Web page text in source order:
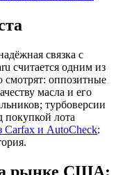
связка с
считается одним из
смотрят: оппозитные
масла и его
турбоверсии
покупкой лота
Carfax и AutoCheck: